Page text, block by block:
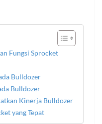
Fungsi Sprocket
Bulldozer
Bulldozer
Kinerja Bulldozer
yang Tepat